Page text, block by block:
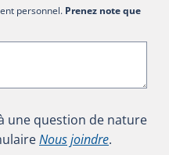
personnel. Prenez note que
une question de nature
Nous joindre.